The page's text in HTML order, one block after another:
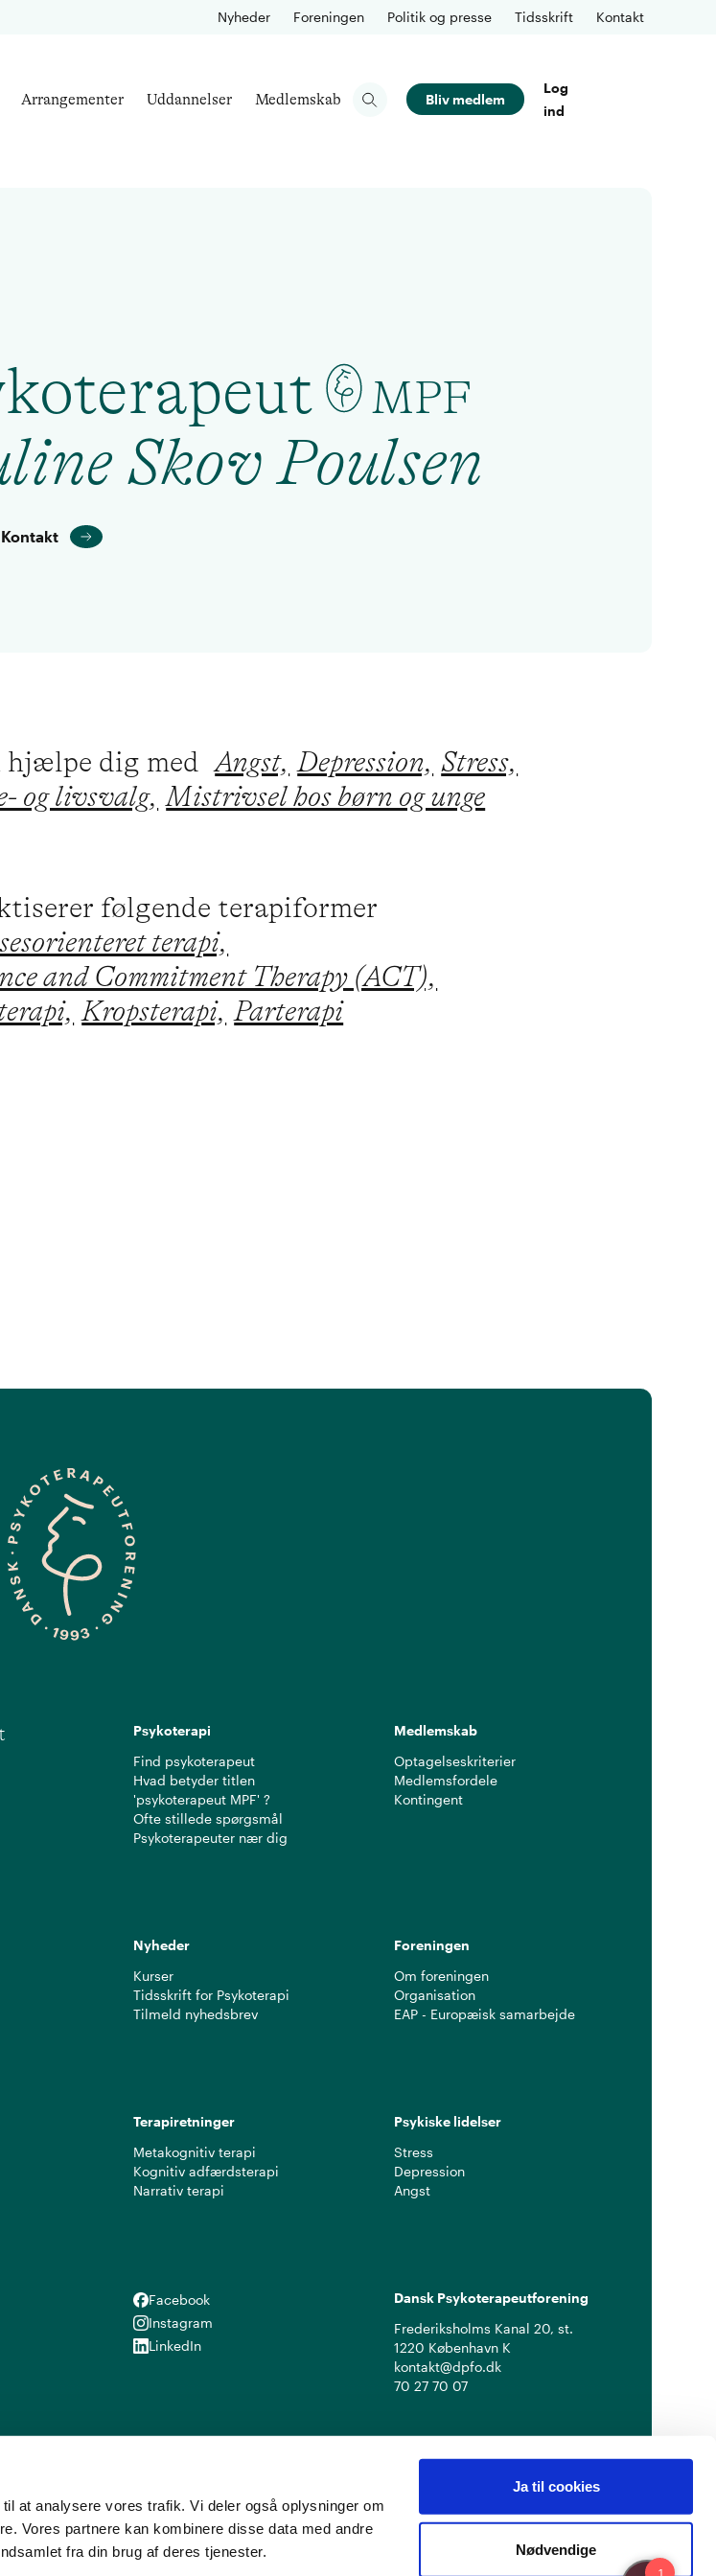
at analysere vores trafik. Vi deler også oplysninger om
Vores partnere kan kombinere disse data med andre
fra din brug af deres tjenester.
Ja til cookies
Nødvendige
Nyheder Foreningen Politik og presse Tidsskrift Kontakt
Arrangementer Uddannelser Medlemskab Bliv medlem
Log
ind
MPF
Skov Poulsen
Kontakt
hjælpe dig med Angst, Depression, Stress,
og livsvalg, Mistrivsel hos børn og unge
følgende terapiformer
terapi,
and Commitment Therapy (ACT),
Kropsterapi, Parterapi
Psykoterapi
Find psykoterapeut
Hvad betyder titlen
'psykoterapeut MPF' ?
Ofte stillede spørgsmål
Psykoterapeuter nær dig
Medlemskab
Optagelseskriterier
Medlemsfordele
Kontingent
Nyheder
Kurser
Tidsskrift for Psykoterapi
Tilmeld nyhedsbrev
Foreningen
Om foreningen
Organisation
EAP - Europæisk samarbejde
Terapiretninger
Metakognitiv terapi
Kognitiv adfærdsterapi
Narrativ terapi
Psykiske lidelser
Stress
Depression
Angst
Facebook
Facebook
Instagram
Instagram
LinkedIn
LinkedIn
Dansk Psykoterapeutforening
Frederiksholms Kanal 20, st.
1220 København K
kontakt@dpfo.dk
70 27 70 07
Cookiepolitik